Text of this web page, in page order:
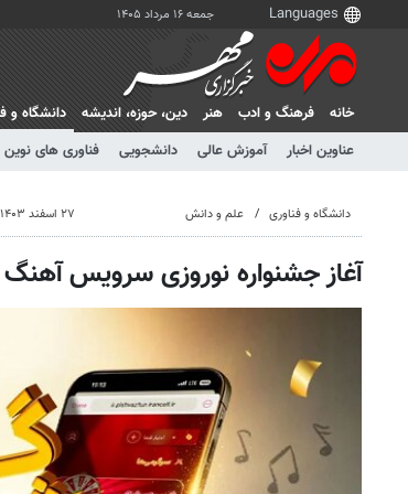
جمعه ۱۶ مرداد ۱۴۰۵
خانه فرهنگ و ادب هنر دين، حوزه، انديشه
دانشگاه و
عناوین اخبار
آموزش عالی دانشجویی فناوری های نوین
دانشگاه و فناوری علم و دانش ۲۷ اسفند ۱۴۰۳، ۱۱:۳۴
آغاز جشنواره نوروزی سرویس آهنگ